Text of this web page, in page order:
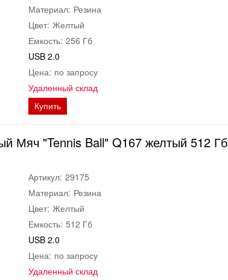
Материал: Резина
Цвет: Желтый
Емкость: 256 Гб
USB 2.0
Цена: по запросу
Удаленный склад
Купить
Мяч "Tennis Ball" Q167 желтый 512 Гб
Артикул: 29175
Материал: Резина
Цвет: Желтый
Емкость: 512 Гб
USB 2.0
Цена: по запросу
Удаленный склад